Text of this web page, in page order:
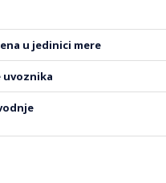
danu uz INTEX
i praktičnost.
u jedinici mere
uvoznika